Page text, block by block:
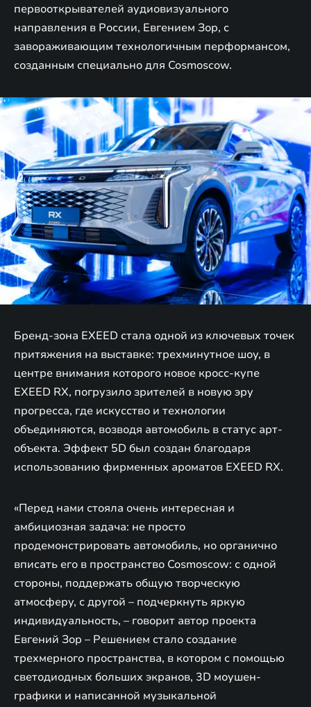
первооткрывателей аудиовизуального
направления в России, Евгением Зор, с
завораживающим технологичным перформансом,
созданным специально для Cosmoscow.
Бренд-зона EXEED стала одной из ключевых точек
притяжения на выставке: трехминутное шоу, в
центре внимания которого новое кросс-купе
EXEED RX, погрузило зрителей в новую эру
прогресса, где искусство и технологии
объединяются, возводя автомобиль в статус арт-
объекта. Эффект 5D был создан благодаря
использованию фирменных ароматов EXEED RX.
«Перед нами стояла очень интересная и
амбициозная задача: не просто
продемонстрировать автомобиль, но органично
вписать его в пространство Cosmoscow: с одной
стороны, поддержать общую творческую
атмосферу, с другой – подчеркнуть яркую
индивидуальность, – говорит автор проекта
Евгений Зор – Решением стало создание
трехмерного пространства, в котором с помощью
светодиодных больших экранов, 3D моушен-
графики и написанной музыкальной